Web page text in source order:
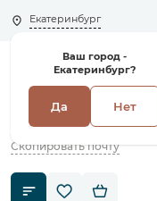
Екатеринбург
Ваш город -
Екатеринбург?
Да Нет
Скопировать почту